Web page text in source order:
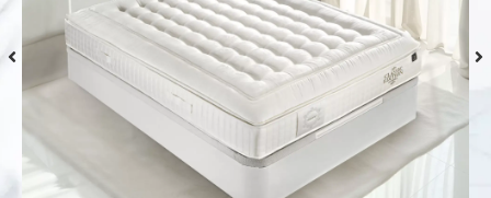
Colchón S-Grafeno Hannes
Desde 769,00 €